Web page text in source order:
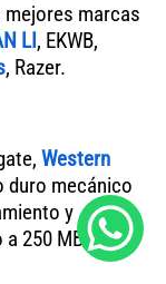
mejores marcas
LI, EKWB,
, Razer.
Western
duro mecánico
y
a 250 MB/s.